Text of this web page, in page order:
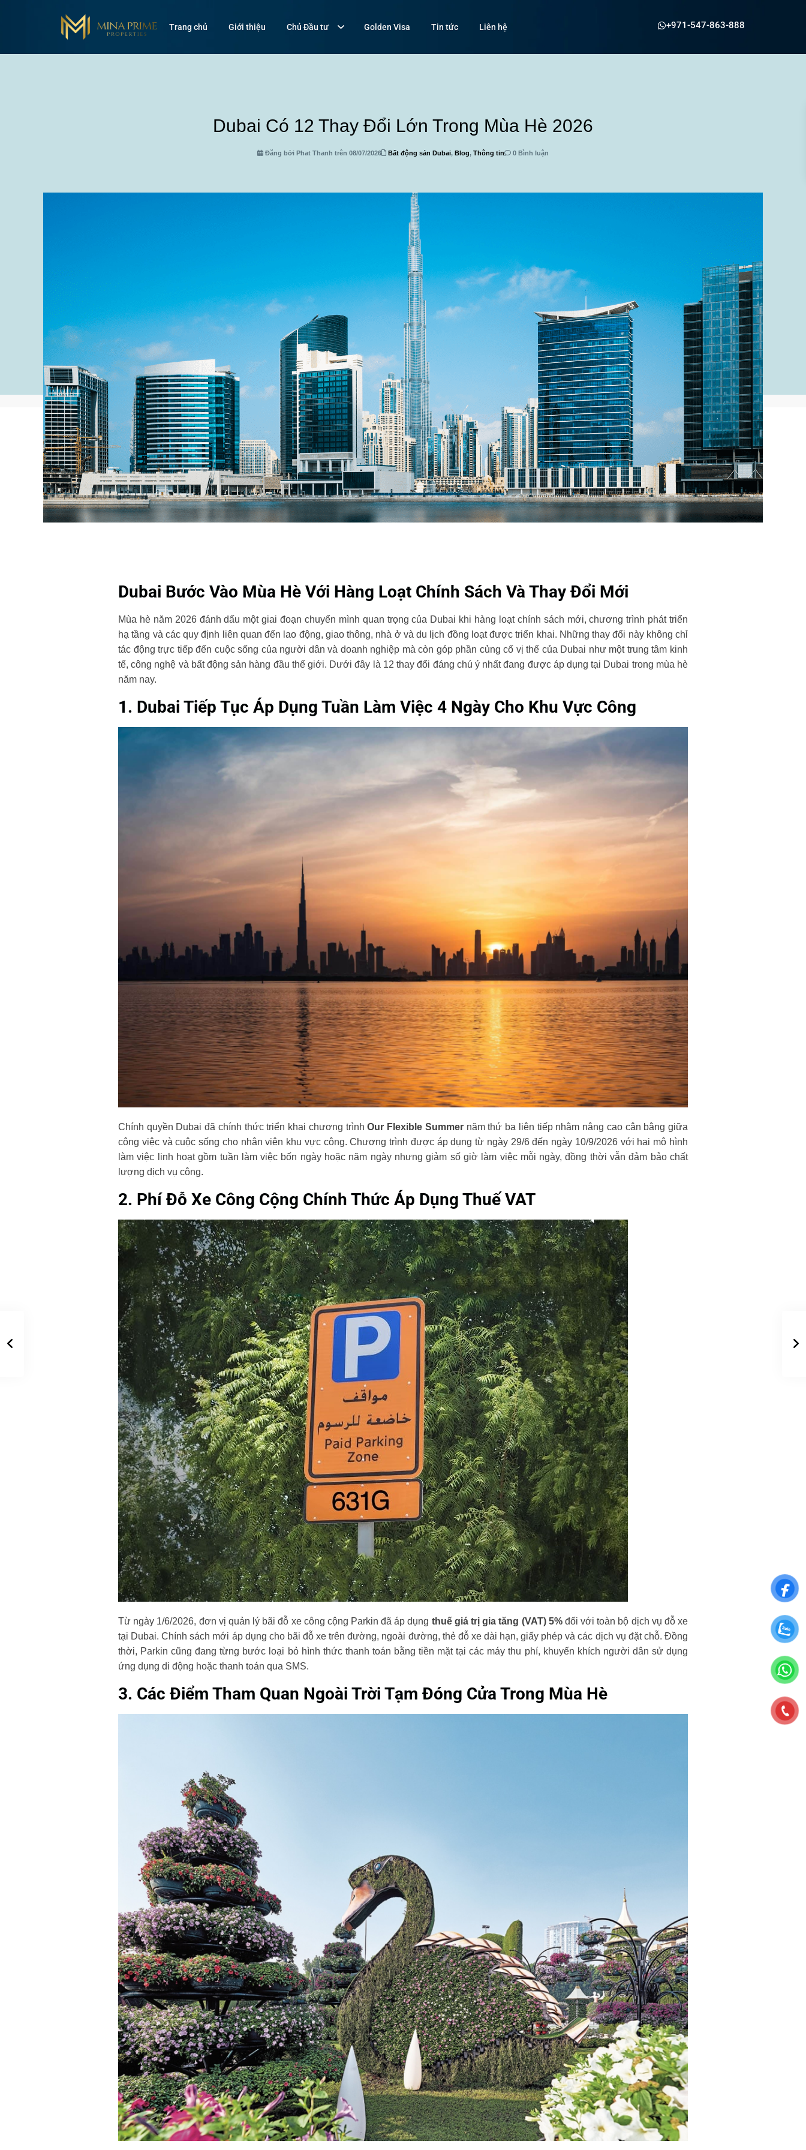
Trang chủ Giới thiệu Chủ Đầu tư Golden Visa Tin tức Liên hệ +971-547-863-888
Dubai Có 12 Thay Đổi Lớn Trong Mùa Hè 2026
Đăng bởi Phat Thanh trên 08/07/2026 Bất động sản Dubai, Blog, Thông tin 0 Bình luận
Dubai Bước Vào Mùa Hè Với Hàng Loạt Chính Sách Và Thay Đổi Mới
Mùa hè năm 2026 đánh dấu một giai đoạn chuyển mình quan trọng của Dubai khi hàng loạt chính sách mới, chương trình phát triển
hạ tầng và các quy định liên quan đến lao động, giao thông, nhà ở và du lịch đồng loạt được triển khai. Những thay đổi này không chỉ
tác động trực tiếp đến cuộc sống của người dân và doanh nghiệp mà còn góp phần củng cố vị thế của Dubai như một trung tâm kinh
tế, công nghệ và bất động sản hàng đầu thế giới. Dưới đây là 12 thay đổi đáng chú ý nhất đang được áp dụng tại Dubai trong mùa hè
năm nay.
1. Dubai Tiếp Tục Áp Dụng Tuần Làm Việc 4 Ngày Cho Khu Vực Công
Chính quyền Dubai đã chính thức triển khai chương trìnhOur Flexible Summernăm thứ ba liên tiếp nhằm nâng cao cân bằng giữa
công việc và cuộc sống cho nhân viên khu vực công. Chương trình được áp dụng từ ngày 29/6 đến ngày 10/9/2026 với hai mô hình
làm việc linh hoạt gồm tuần làm việc bốn ngày hoặc năm ngày nhưng giảm số giờ làm việc mỗi ngày, đồng thời vẫn đảm bảo chất
lượng dịch vụ công.
2. Phí Đỗ Xe Công Cộng Chính Thức Áp Dụng Thuế VAT
Từ ngày 1/6/2026, đơn vị quản lý bãi đỗ xe công cộng Parkin đã áp dụng thuế giá trị gia tăng (VAT) 5%đối với toàn bộ dịch vụ đỗ xe
tại Dubai. Chính sách mới áp dụng cho bãi đỗ xe trên đường, ngoài đường, thẻ đỗ xe dài hạn, giấy phép và các dịch vụ đặt chỗ. Đồng
thời, Parkin cũng đang từng bước loại bỏ hình thức thanh toán bằng tiền mặt tại các máy thu phí, khuyến khích người dân sử dụng
ứng dụng di động hoặc thanh toán qua SMS.
3. Các Điểm Tham Quan Ngoài Trời Tạm Đóng Cửa Trong Mùa Hè